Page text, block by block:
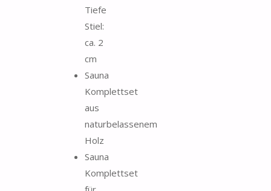
Tiefe
Stiel:
ca. 2
cm
Sauna
Komplettset
aus
naturbelassenem
Holz
Sauna
Komplettset